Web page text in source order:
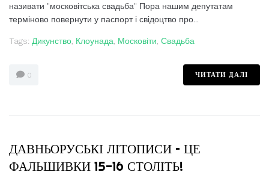
називати "московітська свадьба" Пора нашим депутатам
терміново повернути у паспорт і свідоцтво про...
Tags: Дикунство, Клоунада, Московіти, Свадьба
0 ЧИТАТИ ДАЛІ
ДАВНЬОРУСЬКІ ЛІТОПИСИ – ЦЕ
ФАЛЬШИВКИ 15-16 СТОЛІТЬ!